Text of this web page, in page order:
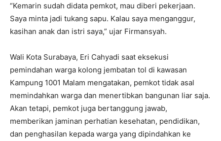
“Kemarin sudah didata pemkot, mau diberi pekerjaan.
Saya minta jadi tukang sapu. Kalau saya menganggur,
kasihan anak dan istri saya,” ujar Firmansyah.
Wali Kota Surabaya, Eri Cahyadi saat eksekusi
pemindahan warga kolong jembatan tol di kawasan
Kampung 1001 Malam mengatakan, pemkot tidak asal
memindahkan warga dan menertibkan bangunan liar saja.
Akan tetapi, pemkot juga bertanggung jawab,
memberikan jaminan perhatian kesehatan, pendidikan,
dan penghasilan kepada warga yang dipindahkan ke